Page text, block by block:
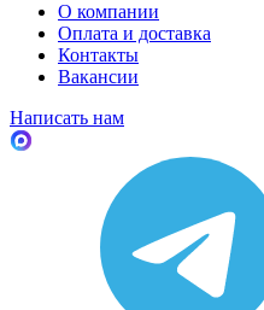
О компании
Оплата и доставка
Контакты
Вакансии
Написать нам